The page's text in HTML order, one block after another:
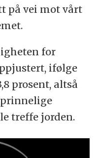
på vei mot vårt
for
ifølge
prosent, altså
treffe jorden.